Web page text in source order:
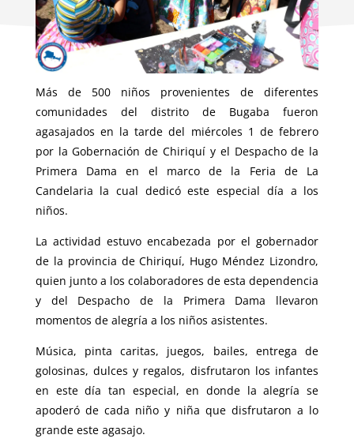
Más de 500 niños provenientes de diferentes
comunidades del distrito de Bugaba fueron
agasajados en la tarde del miércoles 1 de febrero
por la Gobernación de Chiriquí y el Despacho de la
Primera Dama en el marco de la Feria de La
Candelaria la cual dedicó este especial día a los
niños.
La actividad estuvo encabezada por el gobernador
de la provincia de Chiriquí, Hugo Méndez Lizondro,
quien junto a los colaboradores de esta dependencia
y del Despacho de la Primera Dama llevaron
momentos de alegría a los niños asistentes.
Música, pinta caritas, juegos, bailes, entrega de
golosinas, dulces y regalos, disfrutaron los infantes
en este día tan especial, en donde la alegría se
apoderó de cada niño y niña que disfrutaron a lo
grande este agasajo.